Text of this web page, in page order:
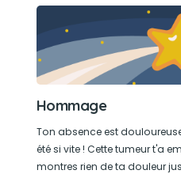
Hommage
Ton absence est
été si vite ! Cette tumeur t'a
montres rien de ta douleur